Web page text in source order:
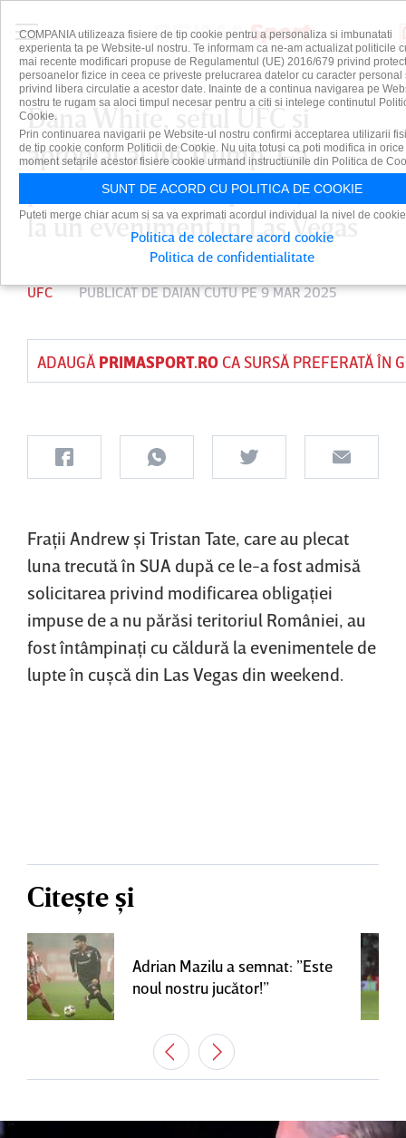
Dana White, şeful UFC şi
apropiat al lui Trump, i-a
primit cu căldură pe fraţii Tate
la un eveniment în Las Vegas
UFC PUBLICAT DEDAIAN CUTUPE 9 MAR 2025
ADAUGĂ PRIMASPORT.ROCA SURSĂ PREFERATĂ ÎN
Fraţii Andrew şi Tristan Tate, care au plecat
luna trecută în SUA după ce le-a fost admisă
solicitarea privind modificarea obligaţiei
impuse de a nu părăsi teritoriul României, au
fost întâmpinaţi cu căldură la evenimentele de
lupte în cuşcă din Las Vegas din weekend.
Citește și
Adrian Mazilu a semnat: ”Este
noul nostru jucător!”
COMPANIA utilizeaza fisiere de tip cookie pentru a personaliza si imbunatati
experienta ta pe Website-ul nostru. Te informam ca ne-am actualizat politicile
mai recente modificari propuse de Regulamentul (UE) 2016/679 privind
persoanelor fizice in ceea ce priveste prelucrarea datelor cu caracter personal
privind libera circulatie a acestor date. Inainte de a continua navigarea pe
nostru te rugam sa aloci timpul necesar pentru a citi si intelege continutul
Cookie.
Prin continuarea navigarii pe Website-ul nostru confirmi acceptarea utilizarii
de tip cookie conform Politicii de Cookie. Nu uita totusi ca poti modifica in orice
moment setarile acestor fisiere cookie urmand instructiunile din Politica de
SUNT DE ACORD CU POLITICA DE COOKIE
Puteti merge chiar acum si sa va exprimati acordul individual la nivel de
Politica de colectare acord cookie
Politica de confidentialitate